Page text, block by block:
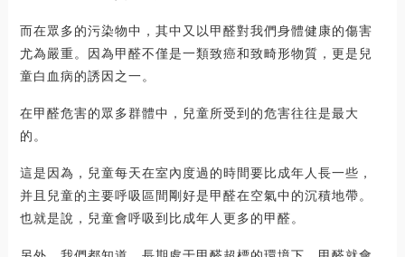
而在眾多的污染物中，其中又以甲醛對我們身體健康的傷害
尤為嚴重。因為甲醛不僅是一類致癌和致畸形物質，更是兒
童白血病的誘因之一。
在甲醛危害的眾多群體中，兒童所受到的危害往往是最大
的。
這是因為，兒童每天在室內度過的時間要比成年人長一些，
并且兒童的主要呼吸區間剛好是甲醛在空氣中的沉積地帶。
也就是說，兒童會呼吸到比成年人更多的甲醛。